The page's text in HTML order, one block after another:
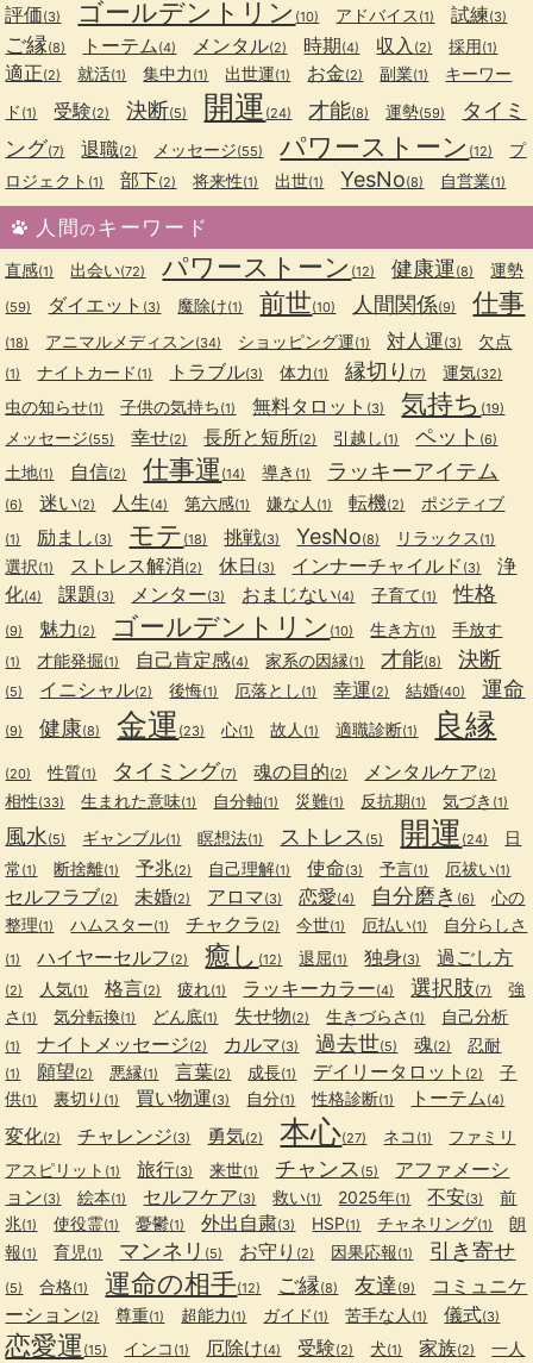
評価(3) ゴールデントリン (10) アドバイス (1) 試練(3)
ご縁(8) トーテム(4) メンタル(2) 時期(4) 収入 (2) 採用(1)
適正(2) 就活(1) 集中力 (1) 出世運(1) お金(2) 副業(1)
キーワー
ド (1) 受験(2) 決断(5) 開運 (24) 才能(8) 運勢(59)
タイミ
ング(7) 退職(2) メッセージ(55) パワーストーン (12)
プ
ロジェクト (1) 部下(2) 将来性(1) 出世(1) YesNo(8) 自営業(1)
人間のキーワード
直感(1) 出会い(72) パワーストーン (12) 健康運(8) 運勢
(59) ダイエット (3) 魔除け(1) 前世(10) 人間関係(9) 仕事
(18) アニマルメディスン(34) ショッピング運(1) 対人運(3) 欠点
(1) ナイトカード (1) トラブル(3) 体力 (1) 縁切り (7) 運気(32)
虫の知らせ(1) 子供の気持ち(1) 無料タロット (3) 気持ち (19)
メッセージ(55) 幸せ(2) 長所と短所(2) 引越し (1) ペット (6)
土地(1) 自信(2) 仕事運 (14) 導き (1) ラッキーアイテム
(6) 迷い(2) 人生(4) 第六感(1) 嫌な人 (1) 転機(2) ポジティブ
(1) 励まし (3) モテ (18) 挑戦(3) YesNo(8) リラックス (1)
選択(1) ストレス解消(2) 休日 (3) インナーチャイルド (3)
浄
化(4) 課題(3) メンター(3) おまじない(4) 子育て(1) 性格
(9) 魅力 (2) ゴールデントリン (10) 生き方(1) 手放す
(1) 才能発掘(1) 自己肯定感(4) 家系の因縁(1) 才能(8) 決断
(5) イニシャル(2) 後悔(1) 厄落とし (1) 幸運(2) 結婚(40) 運命
(9) 健康(8) 金運 (23) 心(1) 故人 (1) 適職診断(1) 良縁
(20) 性質(1) タイミング(7) 魂の目的(2) メンタルケア(2)
相性(33) 生まれた意味(1) 自分軸(1) 災難(1) 反抗期(1) 気づき (1)
風水(5) ギャンブル(1) 瞑想法(1) ストレス (5) 開運 (24)
日
常 (1) 断捨離(1) 予兆(2) 自己理解(1) 使命(3) 予言(1) 厄祓い(1)
セルフラブ(2) 未婚(2) アロマ(3) 恋愛(4) 自分磨き (6)
心の
整理(1) ハムスター(1) チャクラ (2) 今世(1) 厄払い(1) 自分らしさ
(1) ハイヤーセルフ (2) 癒し (12) 退屈(1) 独身(3) 過ごし方
(2) 人気(1) 格言(2) 疲れ(1) ラッキーカラー(4) 選択肢(7)
強
さ (1) 気分転換(1) どん底(1) 失せ物(2) 生きづらさ (1) 自己分析
(1) ナイトメッセージ(2) カルマ(3) 過去世(5) 魂(2) 忍耐
(1) 願望(2) 悪縁(1) 言葉(2) 成長(1) デイリータロット (2)
子
供(1) 裏切り (1) 買い物運(3) 自分(1) 性格診断(1) トーテム(4)
変化(2) チャレンジ(3) 勇気(2) 本心(27) ネコ (1)
ファミリ
アスピリット (1) 旅行(3) 来世(1) チャンス (5)
アファメーシ
ョン(3) 絵本(1) セルフケア(3) 救い(1) 2025年(1) 不安(3)
前
兆(1) 使役霊(1) 憂鬱(1) 外出自粛(3) HSP(1) チャネリング(1)
朗
報(1) 育児 (1) マンネリ (5) お守り (2) 因果応報(1) 引き寄せ
(5) 合格(1) 運命の相手(12) ご縁(8) 友達 (9)
コミュニケ
ーション(2) 尊重(1) 超能力 (1) ガイド (1) 苦手な人 (1) 儀式(3)
恋愛運 (15) インコ (1) 厄除け(4) 受験(2) 犬(1) 家族(2)
一人